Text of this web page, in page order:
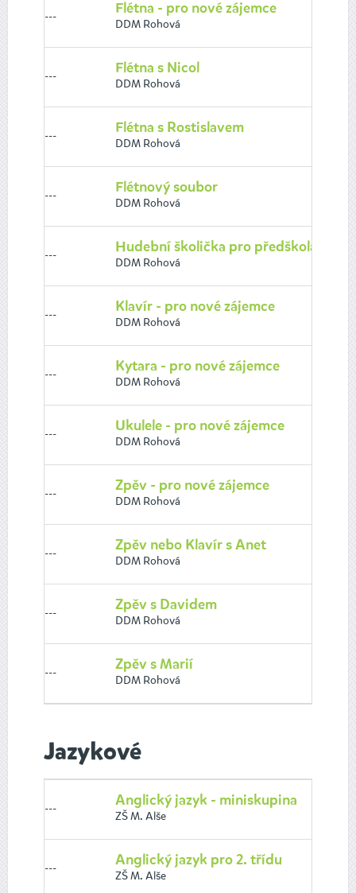
---
Flétna - pro nové zájemce
DDM Rohová
---
Flétna s Nicol
DDM Rohová
---
Flétna s Rostislavem
DDM Rohová
---
Flétnový soubor
DDM Rohová
---
Hudební školička pro předškoláky
DDM Rohová
---
Klavír - pro nové zájemce
DDM Rohová
---
Kytara - pro nové zájemce
DDM Rohová
---
Ukulele - pro nové zájemce
DDM Rohová
---
Zpěv - pro nové zájemce
DDM Rohová
---
Zpěv nebo Klavír s Anet
DDM Rohová
---
Zpěv s Davidem
DDM Rohová
---
Zpěv s Marií
DDM Rohová
Jazykové
---
Anglický jazyk - miniskupina
ZŠ M. Alše
---
Anglický jazyk pro 2. třídu
ZŠ M. Alše